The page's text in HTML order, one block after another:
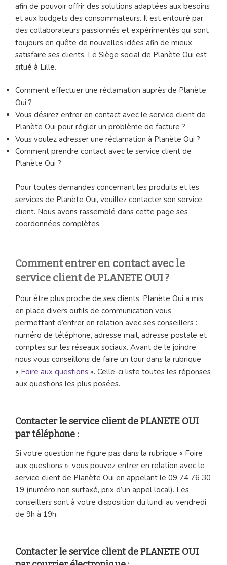
afin de pouvoir offrir des solutions adaptées aux besoins
et aux budgets des consommateurs. Il est entouré par
des collaborateurs passionnés et expérimentés qui sont
toujours en quête de nouvelles idées afin de mieux
satisfaire ses clients. Le Siège social de Planète Oui est
situé à Lille.
Comment effectuer une réclamation auprès de Planète
Oui ?
Vous désirez entrer en contact avec le service client de
Planète Oui pour régler un problème de facture ?
Vous voulez adresser une réclamation à Planète Oui ?
Comment prendre contact avec le service client de
Planète Oui ?
Pour toutes demandes concernant les produits et les
services de Planète Oui, veuillez contacter son service
client. Nous avons rassemblé dans cette page ses
coordonnées complètes.
Comment entrer en contact avec le
service client de PLANETE OUI ?
Pour être plus proche de ses clients, Planète Oui a mis
en place divers outils de communication vous
permettant d’entrer en relation avec ses conseillers :
numéro de téléphone, adresse mail, adresse postale et
comptes sur les réseaux sociaux. Avant de le joindre,
nous vous conseillons de faire un tour dans la rubrique
« Foire aux questions ». Celle-ci liste toutes les réponses
aux questions les plus posées.
Contacter le service client de PLANETE OUI
par téléphone :
Si votre question ne figure pas dans la rubrique « Foire
aux questions », vous pouvez entrer en relation avec le
service client de Planète Oui en appelant le 09 74 76 30
19 (numéro non surtaxé, prix d’un appel local). Les
conseillers sont à votre disposition du lundi au vendredi
de 9h à 19h.
Contacter le service client de PLANETE OUI